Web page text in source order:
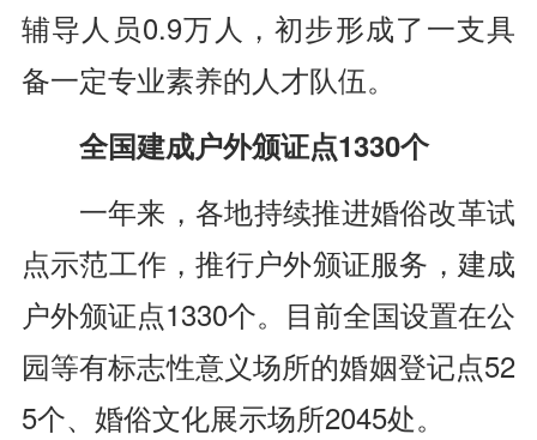
辅导人员0.9万人，初步形成了一支具
备一定专业素养的人才队伍。
全国建成户外颁证点1330个
一年来，各地持续推进婚俗改革试
点示范工作，推行户外颁证服务，建成
户外颁证点1330个。目前全国设置在公
园等有标志性意义场所的婚姻登记点52
5个、婚俗文化展示场所2045处。